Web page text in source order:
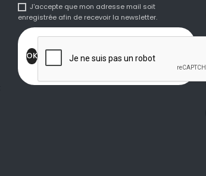
J'accepte que mon adresse mail soit
enregistrée afin de recevoir la newsletter.